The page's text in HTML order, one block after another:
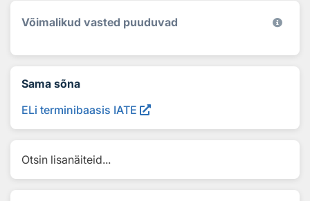
Võimalikud vasted puuduvad
Sama sõna
ELi terminibaasis IATE
Otsin lisanäiteid...